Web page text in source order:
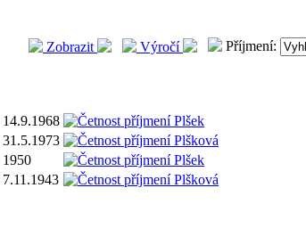
Zobrazit Výročí Příjmení:
14.9.1968
31.5.1973
1950
7.11.1943